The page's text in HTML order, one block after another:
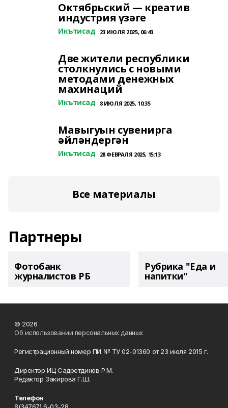
Октябрьский — креатив
индустрия үзәге
Икътисад 23 ИЮЛЯ 2025, 06:43
Две жители республики
столкнулись с новыми
методами денежных
махинаций
Икътисад 8 ИЮЛЯ 2025, 10:35
Мавыгуын сувенирга
әйләндергән
Икътисад 28 ФЕВРАЛЯ 2025, 15:13
Все материалы
Партнеры
Фотобанк
журналистов РБ
Рубрика "Еда и
напитки"
© 2026
Об использовании персональных данных
Регистрационный номер ПИ № ТУ 02-01360 от 23 июля 2015 г.
Директор ИЦ Садретдинов Р.М.
Редактор Закирова Г.Ш.
Телефон